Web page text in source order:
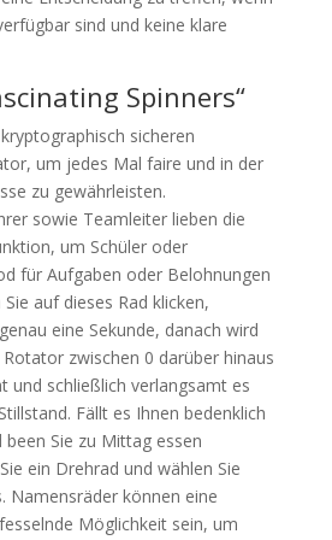
sind und keine klare
Spinners“
sicheren
um jedes Mal faire und in der
zu gewährleisten.
sowie Teamleiter lieben die
um Schüler oder
für Aufgaben oder Belohnungen
auf dieses Rad klicken,
eine Sekunde, danach wird
zwischen 0 darüber hinaus
und schließlich verlangsamt es
Fällt es Ihnen bedenklich
been Sie zu Mittag essen
ein Drehrad und wählen Sie
Namensräder können eine
Möglichkeit sein, um